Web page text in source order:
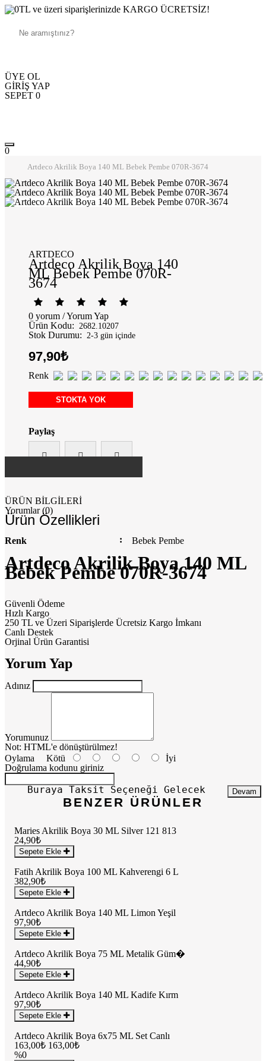
250TL ve üzeri siparişlerinizde KARGO ÜCRETSİZ!
ÜYE OL
GİRİŞ YAP
SEPET 0
0
Artdeco Akrilik Boya 140 ML Bebek Pembe 070R-3674
ARTDECO
Artdeco Akrilik Boya 140
ML Bebek Pembe 070R-
3674
0 yorum /Yorum Yap
Ürün Kodu: 2682.10207
Stok Durumu: 2-3 gün içinde
97,90₺
Renk
STOKTA YOK
Paylaş
ÜRÜN BİLGİLERİ
Yorumlar (0)
Ürün Özellikleri
Renk Bebek Pembe
Artdeco Akrilik Boya 140 ML
Bebek Pembe 070R-3674
Güvenli Ödeme
Hızlı Kargo
250 TL ve Üzeri Siparişlerde Ücretsiz Kargo İmkanı
Canlı Destek
Orjinal Ürün Garantisi
Yorum Yap
Adınız
Yorumunuz
Not: HTML'e dönüştürülmez!
Oylama Kötü
İyi
Doğrulama kodunu giriniz
Devam
Buraya Taksit Seçeneği Gelecek
BENZER ÜRÜNLER
Maries Akrilik Boya 30 ML Silver 121 813
24,90₺
Sepete Ekle
Fatih Akrilik Boya 100 ML Kahverengi 6 L
382,90₺
Sepete Ekle
Artdeco Akrilik Boya 140 ML Limon Yeşil
97,90₺
Sepete Ekle
Artdeco Akrilik Boya 75 ML Metalik Güm�
44,90₺
Sepete Ekle
Artdeco Akrilik Boya 140 ML Kadife Kırm
97,90₺
Sepete Ekle
Artdeco Akrilik Boya 6x75 ML Set Canlı
163,00₺ 163,00₺
%0